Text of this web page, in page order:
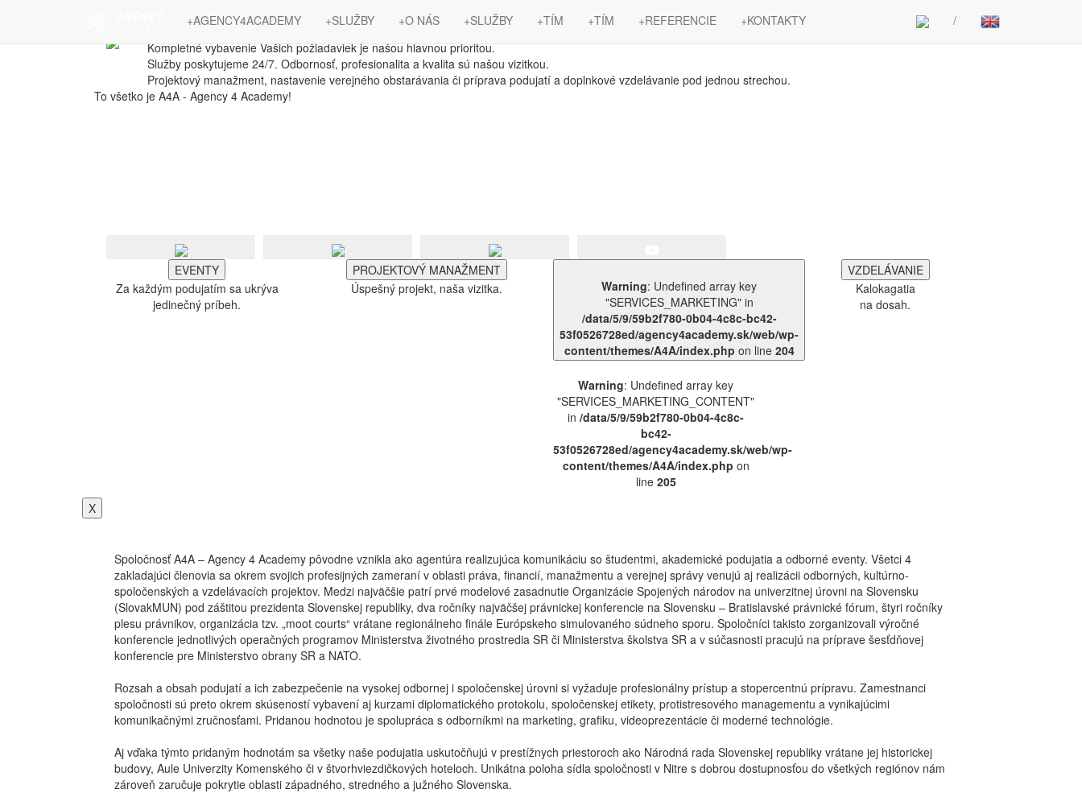
+AGENCY4ACADEMY +SLUŽBY +O NÁS +SLUŽBY +TÍM +TÍM +REFERENCIE +KONTAKTY /
#WORKING4SUCCESS, #WORKING4YOU
Kompletné vybavenie Vašich požiadaviek je našou hlavnou prioritou.
Služby poskytujeme 24/7. Odbornosť, profesionalita a kvalita sú našou vizitkou.
Projektový manažment, nastavenie verejného obstarávania či príprava podujatí a doplnkové vzdelávanie pod jednou strechou.
To všetko je A4A - Agency 4 Academy!
EVENTY
Za každým podujatím sa ukrýva
jedinečný príbeh.
PROJEKTOVÝ MANAŽMENT
Úspešný projekt, naša vizitka.
Warning: Undefined array key
"SERVICES_MARKETING" in
/data/5/9/59b2f780-0b04-4c8c-bc42-
53f0526728ed/agency4academy.sk/web/wp-
content/themes/A4A/index.php on line 204
Warning: Undefined array key
"SERVICES_MARKETING_CONTENT"
in /data/5/9/59b2f780-0b04-4c8c-
bc42-
53f0526728ed/agency4academy.sk/web/wp-
content/themes/A4A/index.php on
line 205
VZDELÁVANIE
Kalokagatia
na dosah.
X
Spoločnosť A4A – Agency 4 Academy pôvodne vznikla ako agentúra realizujúca komunikáciu so študentmi, akademické podujatia a odborné eventy. Všetci 4
zakladajúci členovia sa okrem svojich profesijných zameraní v oblasti práva, financií, manažmentu a verejnej správy venujú aj realizácii odborných, kultúrno-
spoločenských a vzdelávacích projektov. Medzi najväčšie patrí prvé modelové zasadnutie Organizácie Spojených národov na univerzitnej úrovni na Slovensku
(SlovakMUN) pod záštitou prezidenta Slovenskej republiky, dva ročníky najväčšej právnickej konferencie na Slovensku – Bratislavské právnické fórum, štyri ročníky
plesu právnikov, organizácia tzv. „moot courts“ vrátane regionálneho finále Európskeho simulovaného súdneho sporu. Spoločníci takisto zorganizovali výročné
konferencie jednotlivých operačných programov Ministerstva životného prostredia SR či Ministerstva školstva SR a v súčasnosti pracujú na príprave šesťdňovej
konferencie pre Ministerstvo obrany SR a NATO.
Rozsah a obsah podujatí a ich zabezpečenie na vysokej odbornej i spoločenskej úrovni si vyžaduje profesionálny prístup a stopercentnú prípravu. Zamestnanci
spoločnosti sú preto okrem skúseností vybavení aj kurzami diplomatického protokolu, spoločenskej etikety, protistresového managementu a vynikajúcimi
komunikačnými zručnosťami. Pridanou hodnotou je spolupráca s odborníkmi na marketing, grafiku, videoprezentácie či moderné technológie.
Aj vďaka týmto pridaným hodnotám sa všetky naše podujatia uskutočňujú v prestížnych priestoroch ako Národná rada Slovenskej republiky vrátane jej historickej
budovy, Aule Univerzity Komenského či v štvorhviezdičkových hoteloch. Unikátna poloha sídla spoločnosti v Nitre s dobrou dostupnosťou do všetkých regiónov nám
zároveň zaručuje pokrytie oblasti západného, stredného a južného Slovenska.